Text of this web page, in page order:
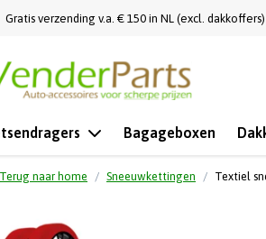
Gratis verzending v.a. € 150 in NL (excl. dakkoffers)
Bagageboxen
Terug naar home Sneeuwkettingen Textiel